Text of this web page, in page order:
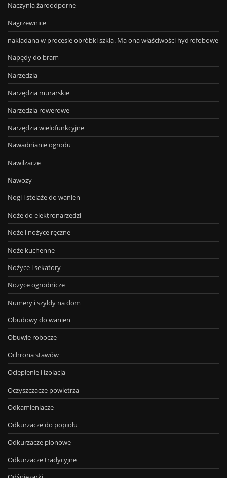
Naczynia żaroodporne
Nagrzewnice
nakładana w procesie obróbki szkła. Ma ona właściwości hydrofobowe
Napędy do bram
Narzędzia
Narzędzia murarskie
Narzędzia rowerowe
Narzędzia wielofunkcyjne
Nawadnianie ogrodu
Nawilżacze
Nawozy
Nogi i stelaże do wanien
Noże do elektronarzędzi
Noże i nożyce ręczne
Noże kuchenne
Nożyce i sekatory
Nożyce ogrodnicze
Numery i szyldy na dom
Obudowy do wanien
Obuwie robocze
Ochrona stawów
Ocieplenie i izolacja
Oczyszczacze powietrza
Odkamieniacze
Odkurzacze do popiołu
Odkurzacze pionowe
Odkurzacze tradycyjne